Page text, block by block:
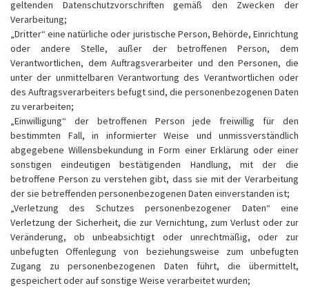
geltenden Datenschutzvorschriften gemäß den Zwecken der
Verarbeitung;
„Dritter“ eine natürliche oder juristische Person, Behörde, Einrichtung
oder andere Stelle, außer der betroffenen Person, dem
Verantwortlichen, dem Auftragsverarbeiter und den Personen, die
unter der unmittelbaren Verantwortung des Verantwortlichen oder
des Auftragsverarbeiters befugt sind, die personenbezogenen Daten
zu verarbeiten;
„Einwilligung“ der betroffenen Person jede freiwillig für den
bestimmten Fall, in informierter Weise und unmissverständlich
abgegebene Willensbekundung in Form einer Erklärung oder einer
sonstigen eindeutigen bestätigenden Handlung, mit der die
betroffene Person zu verstehen gibt, dass sie mit der Verarbeitung
der sie betreffenden personenbezogenen Daten einverstanden ist;
„Verletzung des Schutzes personenbezogener Daten“ eine
Verletzung der Sicherheit, die zur Vernichtung, zum Verlust oder zur
Veränderung, ob unbeabsichtigt oder unrechtmäßig, oder zur
unbefugten Offenlegung von beziehungsweise zum unbefugten
Zugang zu personenbezogenen Daten führt, die übermittelt,
gespeichert oder auf sonstige Weise verarbeitet wurden;